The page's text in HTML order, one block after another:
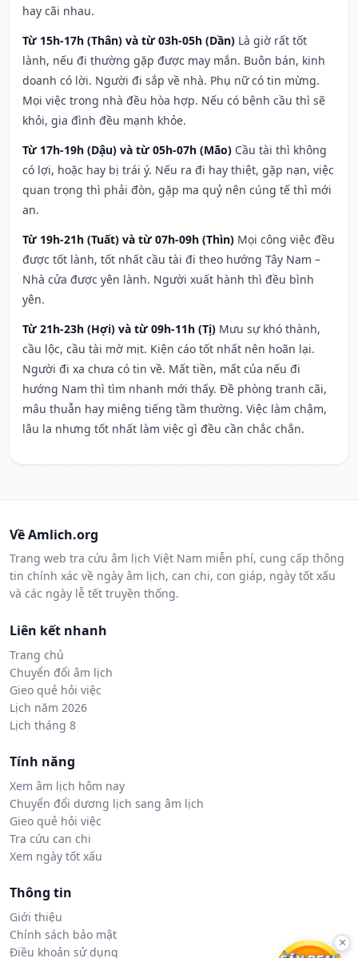
hay cãi nhau.
Từ 15h-17h (Thân) và từ 03h-05h (Dần) Là giờ rất tốt
lành, nếu đi thường gặp được may mắn. Buôn bán, kinh
doanh có lời. Người đi sắp về nhà. Phụ nữ có tin mừng.
Mọi việc trong nhà đều hòa hợp. Nếu có bệnh cầu thì sẽ
khỏi, gia đình đều mạnh khỏe.
Từ 17h-19h (Dậu) và từ 05h-07h (Mão) Cầu tài thì không
có lợi, hoặc hay bị trái ý. Nếu ra đi hay thiệt, gặp nạn, việc
quan trọng thì phải đòn, gặp ma quỷ nên cúng tế thì mới
an.
Từ 19h-21h (Tuất) và từ 07h-09h (Thìn) Mọi công việc đều
được tốt lành, tốt nhất cầu tài đi theo hướng Tây Nam –
Nhà cửa được yên lành. Người xuất hành thì đều bình
yên.
Từ 21h-23h (Hợi) và từ 09h-11h (Tị) Mưu sự khó thành,
cầu lộc, cầu tài mờ mịt. Kiện cáo tốt nhất nên hoãn lại.
Người đi xa chưa có tin về. Mất tiền, mất của nếu đi
hướng Nam thì tìm nhanh mới thấy. Đề phòng tranh cãi,
mâu thuẫn hay miệng tiếng tầm thường. Việc làm chậm,
lâu la nhưng tốt nhất làm việc gì đều cần chắc chắn.
Về Amlich.org
Trang web tra cứu âm lịch Việt Nam miễn phí, cung cấp thông
tin chính xác về ngày âm lịch, can chi, con giáp, ngày tốt xấu
và các ngày lễ tết truyền thống.
Liên kết nhanh
Trang chủ
Chuyển đổi âm lịch
Gieo quẻ hỏi việc
Lịch năm 2026
Lịch tháng 8
Tính năng
Xem âm lịch hôm nay
Chuyển đổi dương lịch sang âm lịch
Gieo quẻ hỏi việc
Tra cứu can chi
Xem ngày tốt xấu
Thông tin
Giới thiệu
Chính sách bảo mật
Điều khoản sử dụng
×